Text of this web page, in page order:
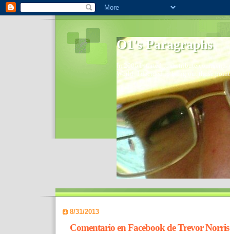
O1's Paragraphs
In 2006 I started to distribute
World- I decided to bring out those
8/31/2013
Comentario en Facebook de Trevor Norris